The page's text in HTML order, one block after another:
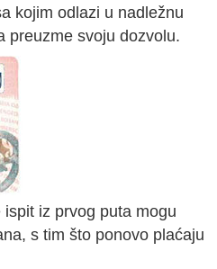
kojim odlazi u nadležnu
preuzme svoju dozvolu.
iz prvog puta mogu
s tim što ponovo plaćaju